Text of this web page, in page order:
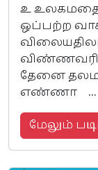
உ
ஒப்பற்ற
தேனை
எண்ணா ...
மேலும்